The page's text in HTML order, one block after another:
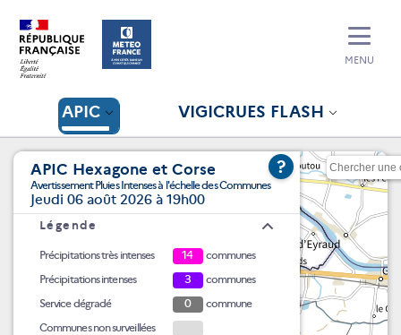
APIC VIGICRUES FLASH
MENU
APIC Hexagone et Corse
Avertissement Pluies Intenses à l'échelle des Communes
Jeudi 06 août 2026 à 19h00
?
Légende
Précipitations très intenses 14
communes
Précipitations intenses
3
communes
Service dégradé
0
commune
Communes non surveillées